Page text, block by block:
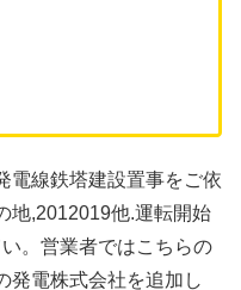
電線鉄塔建設置事をご依
地,2012019他.運転開始
。営業者ではこちらの
発電株式会社を追加し